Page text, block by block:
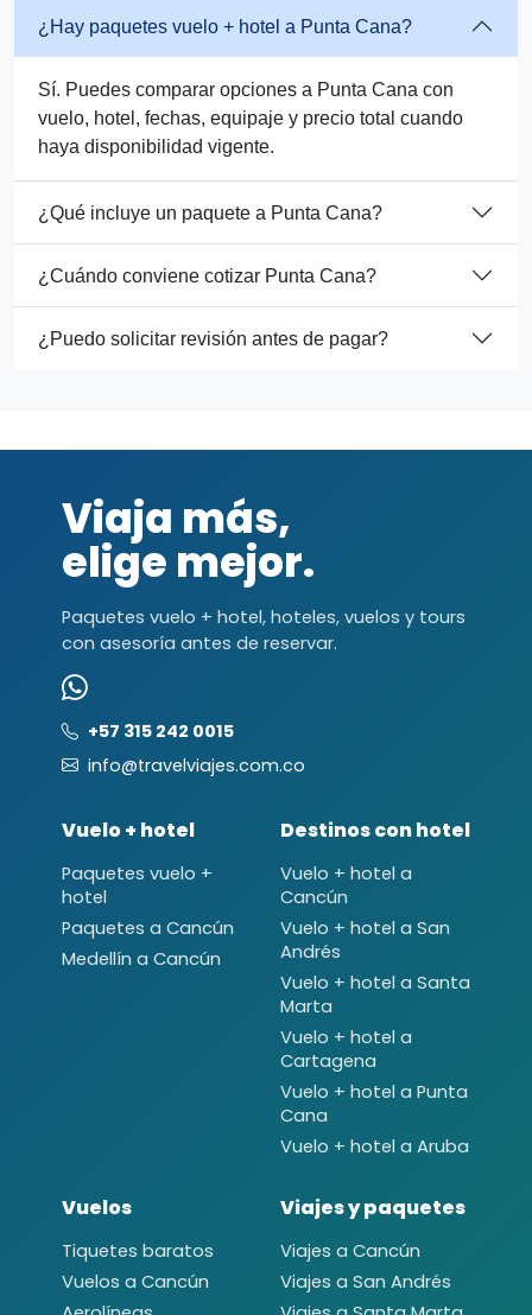
¿Hay paquetes vuelo + hotel a Punta Cana?
Sí. Puedes comparar opciones a Punta Cana con
vuelo, hotel, fechas, equipaje y precio total cuando
haya disponibilidad vigente.
¿Qué incluye un paquete a Punta Cana?
¿Cuándo conviene cotizar Punta Cana?
¿Puedo solicitar revisión antes de pagar?
Viaja más,
elige mejor.
Paquetes vuelo + hotel, hoteles, vuelos y tours
con asesoría antes de reservar.
+57 315 242 0015
info@travelviajes.com.co
Vuelo + hotel
Paquetes vuelo +
hotel
Paquetes a Cancún
Medellín a Cancún
Destinos con hotel
Vuelo + hotel a
Cancún
Vuelo + hotel a San
Andrés
Vuelo + hotel a Santa
Marta
Vuelo + hotel a
Cartagena
Vuelo + hotel a Punta
Cana
Vuelo + hotel a Aruba
Vuelos
Tiquetes baratos
Vuelos a Cancún
Viajes y paquetes
Viajes a Cancún
Viajes a San Andrés